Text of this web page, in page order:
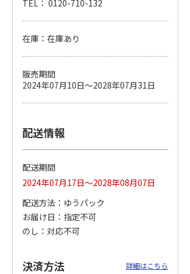
ペット線香 虹のか
なた フルーティフ
ローラルの香り
590円
(送料別・税込)
えBOX とりささ…
380円
(送料別・税込)
TEL： 0120-710-132
在庫：在庫あり
販売期間
2024年07月10日～2028年07月31日
配送情報
配送期間
2024年07月17日～2028年08月07日
配送方法
ゆうパック
お届け日
指定不可
のし
対応不可
決済方法 詳細はこちら